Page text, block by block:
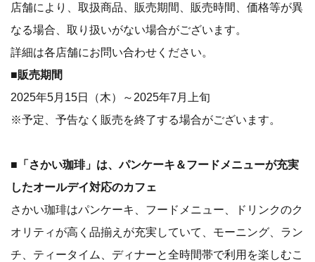
店舗により、取扱商品、販売期間、販売時間、価格等が異
なる場合、取り扱いがない場合がございます。
詳細は各店舗にお問い合わせください。
■販売期間
2025年5月15日（木）～2025年7月上旬
※予定、予告なく販売を終了する場合がございます。
■ 「さかい珈琲」は、パンケーキ＆フードメニューが充実
したオールデイ対応のカフェ
さかい珈琲はパンケーキ、フードメニュー、ドリンクのク
オリティが高く品揃えが充実していて、モーニング、ラン
チ、ティータイム、ディナーと全時間帯で利用を楽しむこ